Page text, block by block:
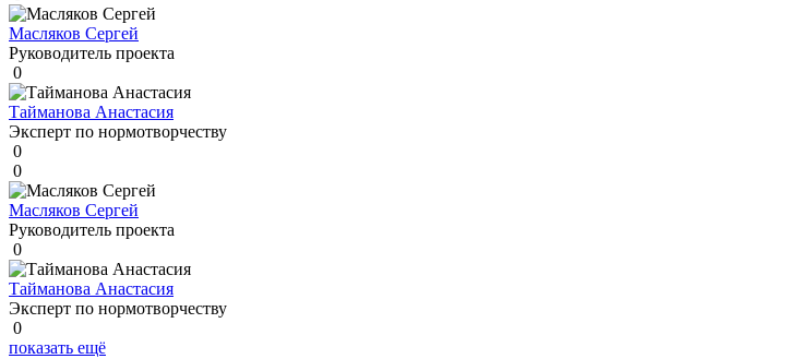
Масляков Сергей
Руководитель проекта
0
Тайманова Анастасия
Эксперт по нормотворчеству
0
0
Масляков Сергей
Руководитель проекта
0
Тайманова Анастасия
Эксперт по нормотворчеству
0
показать ещё